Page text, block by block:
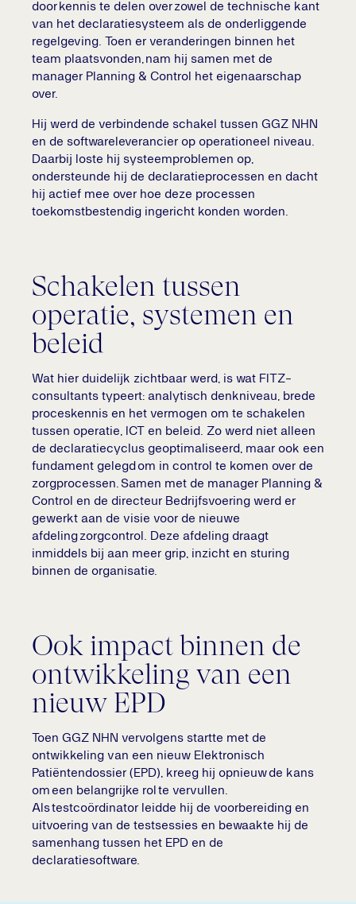
door kennis te delen over zowel de technische kant
van het declaratiesysteem als de onderliggende
regelgeving. Toen er veranderingen binnen het
team plaatsvonden, nam hij samen met de
manager Planning & Control het eigenaarschap
over.
Hij werd de verbindende schakel tussen GGZ NHN
en de softwareleverancier op operationeel niveau.
Daarbij loste hij systeemproblemen op,
ondersteunde hij de declaratieprocessen en dacht
hij actief mee over hoe deze processen
toekomstbestendig ingericht konden worden.
Schakelen tussen
operatie, systemen en
beleid
Wat hier duidelijk zichtbaar werd, is wat FITZ-
consultants typeert: analytisch denkniveau, brede
proceskennis en het vermogen om te schakelen
tussen operatie, ICT en beleid. Zo werd niet alleen
de declaratiecyclus geoptimaliseerd, maar ook een
fundament gelegd om in control te komen over de
zorgprocessen. Samen met de manager Planning &
Control en de directeur Bedrijfsvoering werd er
gewerkt aan de visie voor de nieuwe
afdeling zorgcontrol. Deze afdeling draagt
inmiddels bij aan meer grip, inzicht en sturing
binnen de organisatie.
Ook impact binnen de
ontwikkeling van een
nieuw EPD
Toen GGZ NHN vervolgens startte met de
ontwikkeling van een nieuw Elektronisch
Patiëntendossier (EPD), kreeg hij opnieuw de kans
om een belangrijke rol te vervullen.
Als testcoördinator leidde hij de voorbereiding en
uitvoering van de testsessies en bewaakte hij de
samenhang tussen het EPD en de
declaratiesoftware.